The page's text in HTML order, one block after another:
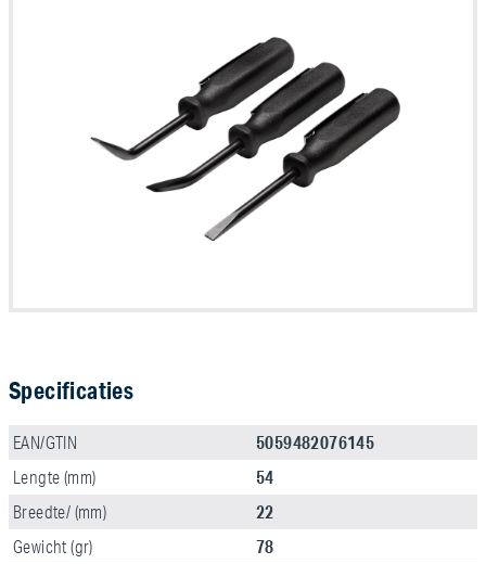
Specificaties
EAN/GTIN 5059482076145
Lengte (mm) 54
Breedte/ (mm) 22
Gewicht (gr) 78